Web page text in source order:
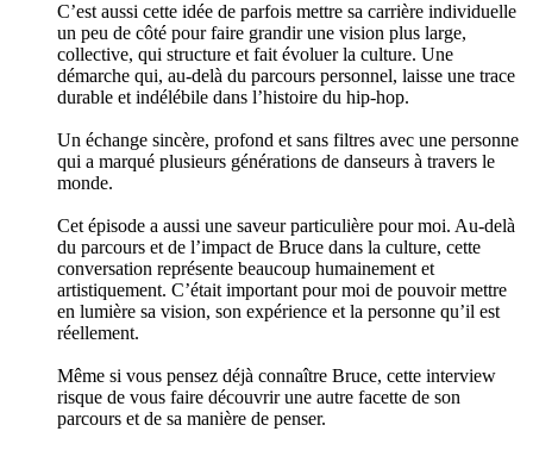
C’est aussi cette idée de parfois mettre sa carrière individuelle
un peu de côté pour faire grandir une vision plus large,
collective, qui structure et fait évoluer la culture. Une
démarche qui, au-delà du parcours personnel, laisse une trace
durable et indélébile dans l’histoire du hip-hop.
Un échange sincère, profond et sans filtres avec une personne
qui a marqué plusieurs générations de danseurs à travers le
monde.
Cet épisode a aussi une saveur particulière pour moi. Au-delà
du parcours et de l’impact de Bruce dans la culture, cette
conversation représente beaucoup humainement et
artistiquement. C’était important pour moi de pouvoir mettre
en lumière sa vision, son expérience et la personne qu’il est
réellement.
Même si vous pensez déjà connaître Bruce, cette interview
risque de vous faire découvrir une autre facette de son
parcours et de sa manière de penser.